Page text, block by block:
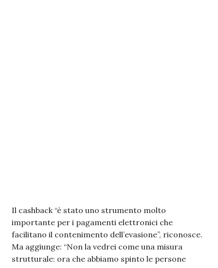
Il cashback “è stato uno strumento molto
importante per i pagamenti elettronici che
facilitano il contenimento dell’evasione”, riconosce.
Ma aggiunge: “Non la vedrei come una misura
strutturale: ora che abbiamo spinto le persone